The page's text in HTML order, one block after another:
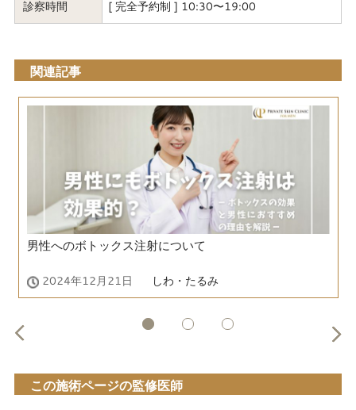
診察時間 [ 完全予約制 ] 10:30〜19:00
関連記事
男性へのボトックス注射について
2024年12月21日 しわ・たるみ
この施術ページの監修医師